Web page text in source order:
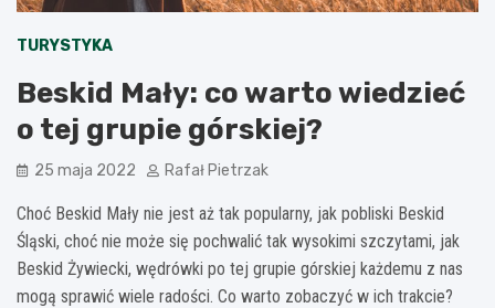
TURYSTYKA
Beskid Mały: co warto wiedzieć
o tej grupie górskiej?
25 maja 2022 Rafał Pietrzak
Choć Beskid Mały nie jest aż tak popularny, jak pobliski Beskid
Śląski, choć nie może się pochwalić tak wysokimi szczytami, jak
Beskid Żywiecki, wędrówki po tej grupie górskiej każdemu z nas
mogą sprawić wiele radości. Co warto zobaczyć w ich trakcie?